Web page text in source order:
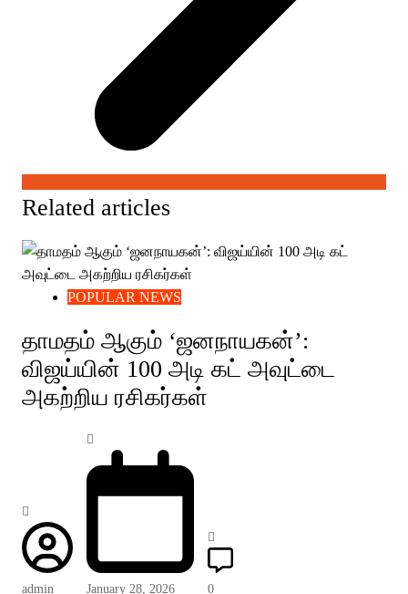
Related articles
POPULAR NEWS
தாமதம் ஆகும் ‘ஜனநாயகன்’:
விஜய்யின் 100 அடி கட் அவுட்டை
அகற்றிய ரசிகர்கள்
admin January 28, 2026 0